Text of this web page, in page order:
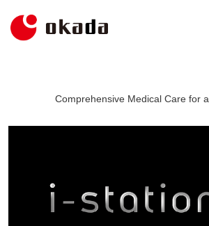
Comprehensive Medical Care for a